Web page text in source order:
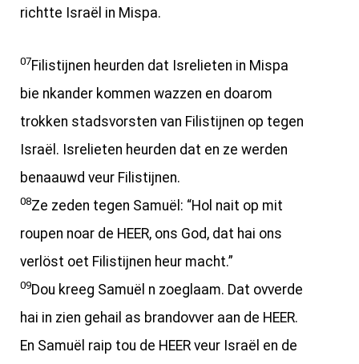
richtte Israël in Mispa.
07Filistijnen heurden dat Isrelieten in Mispa
bie nkander kommen wazzen en doarom
trokken stadsvorsten van Filistijnen op tegen
Israël. Isrelieten heurden dat en ze werden
benaauwd veur Filistijnen.
08Ze zeden tegen Samuël: “Hol nait op mit
roupen noar de HEER, ons God, dat hai ons
verlöst oet Filistijnen heur macht.”
09Dou kreeg Samuël n zoeglaam. Dat ovverde
hai in zien gehail as brandovver aan de HEER.
En Samuël raip tou de HEER veur Israël en de